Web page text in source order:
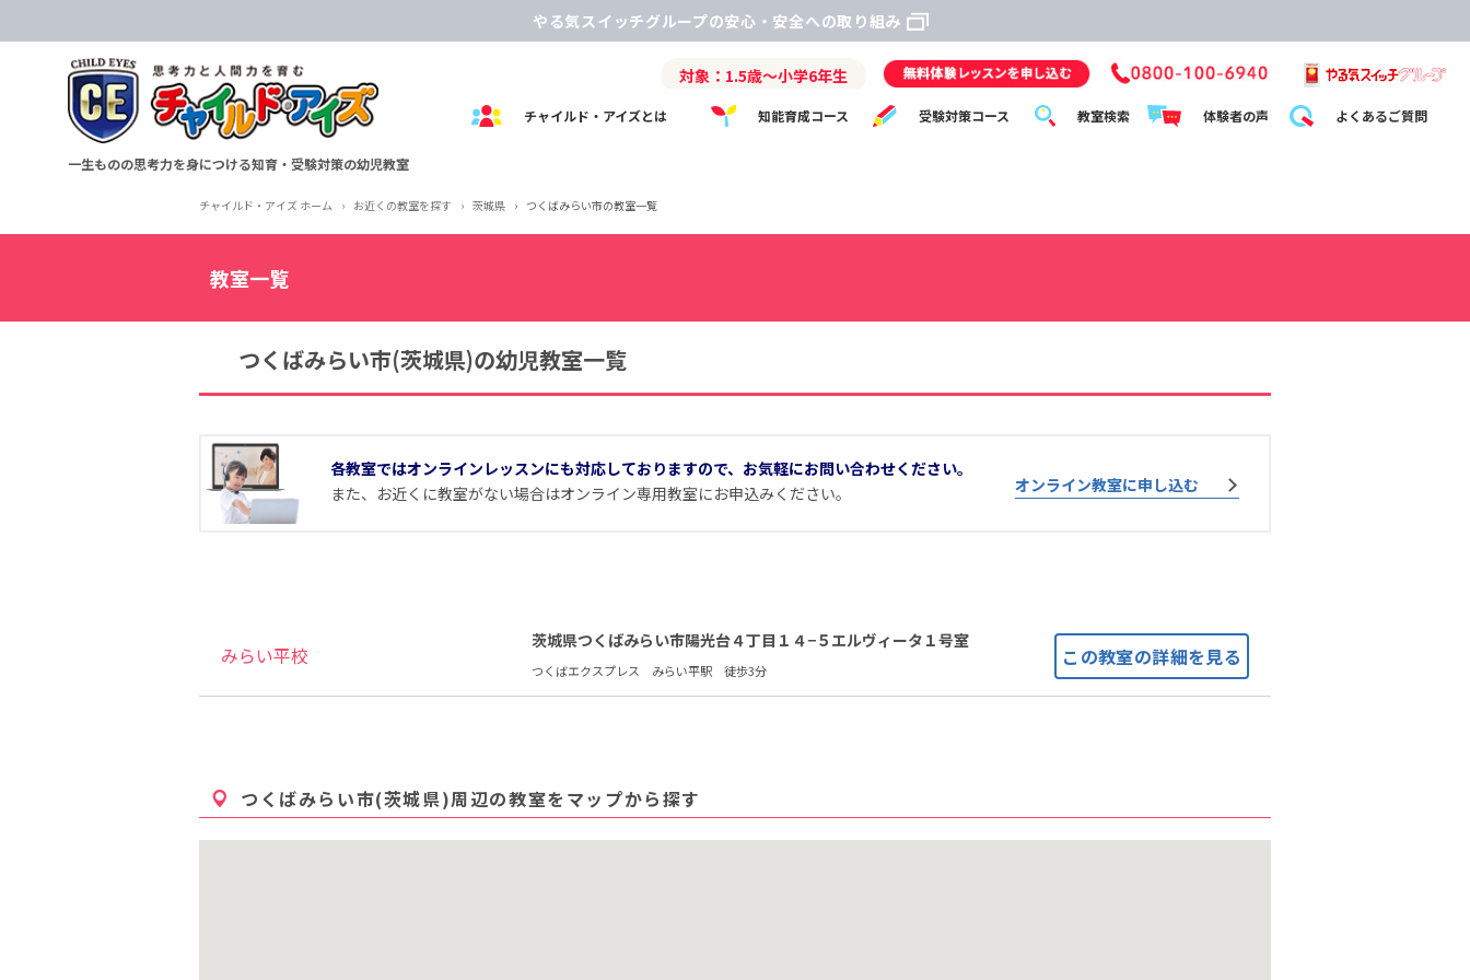
やる気スイッチグループの安心・安全への取り組み
一生ものの思考力を身につける知育・受験対策の幼児教室
対象：1.5歳～小学6年生
チャイルド・アイズとは 知能育成コース 受験対策コース 教室検索 体験者の声 よくあるご質問
チャイルド・アイズ ホーム › お近くの教室を探す › 茨城県 › つくばみらい市の教室一覧
教室一覧
つくばみらい市(茨城県)の幼児教室一覧
各教室ではオンラインレッスンにも対応しておりますので、お気軽にお問い合わせください。
また、お近くに教室がない場合はオンライン専用教室にお申込みください。
オンライン教室に申し込む
みらい平校
茨城県つくばみらい市陽光台４丁目１４−５エルヴィータ１号室
つくばエクスプレス みらい平駅 徒歩3分
つくばみらい市(茨城県)周辺の教室をマップから探す